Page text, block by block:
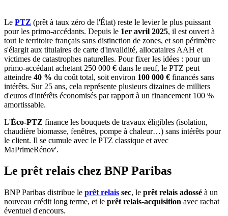
Le PTZ (prêt à taux zéro de l'État) reste le levier le plus puissant
pour les primo-accédants. Depuis le 1er avril 2025, il est ouvert à
tout le territoire français sans distinction de zones, et son périmètre
s'élargit aux titulaires de carte d'invalidité, allocataires AAH et
victimes de catastrophes naturelles. Pour fixer les idées : pour un
primo-accédant achetant 250 000 € dans le neuf, le PTZ peut
atteindre 40 % du coût total, soit environ 100 000 € financés sans
intérêts. Sur 25 ans, cela représente plusieurs dizaines de milliers
d'euros d'intérêts économisés par rapport à un financement 100 %
amortissable.
L'Éco-PTZ finance les bouquets de travaux éligibles (isolation,
chaudière biomasse, fenêtres, pompe à chaleur…) sans intérêts pour
le client. Il se cumule avec le PTZ classique et avec
MaPrimeRénov'.
Le prêt relais chez BNP Paribas
BNP Paribas distribue le prêt relais sec, le prêt relais adossé à un
nouveau crédit long terme, et le prêt relais-acquisition avec rachat
éventuel d'encours.